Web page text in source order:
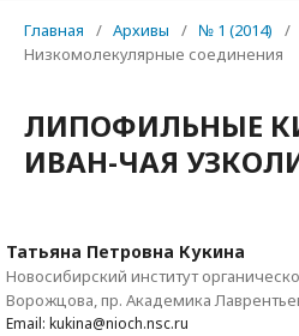
Главная / Архивы / № 1 (2014)
/
Низкомолекулярные соединения
ЛИПОФИЛЬНЫЕ
ИВАН-ЧАЯ
Татьяна Петровна Кукина
Новосибирский институт
Ворожцова, пр. Академика
Email: kukina@nioch.nsc.ru